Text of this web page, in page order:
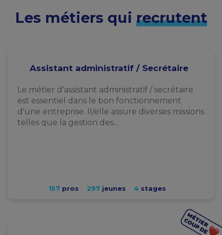
Les métiers qui recrutent
Assistant administratif / Secrétaire
Le métier d'assistant administratif / secrétaire
est essentiel dans le bon fonctionnement
d'une entreprise. Il/elle assure diverses missions
telles que la gestion des...
157pros 297jeunes 4stages